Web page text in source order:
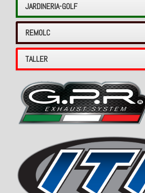
JARDINERIA-GOLF
REMOLC
TALLER